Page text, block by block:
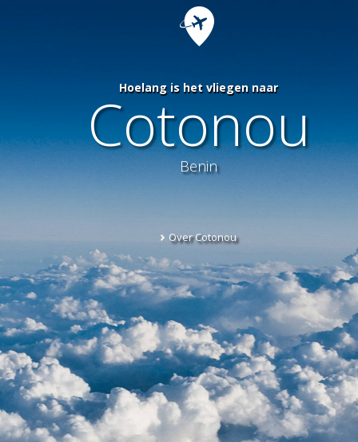
Hoelang is het vliegen naar
Cotonou
Benin
Over Cotonou